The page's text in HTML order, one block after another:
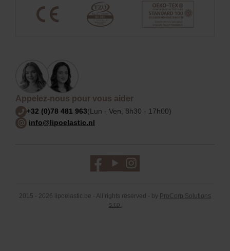
Appelez-nous pour vous aider
+32 (0)78 481 963(Lun - Ven, 8h30 - 17h00)
info@lipoelastic.nl
2015 - 2026 lipoelastic.be - All rights reserved - by ProCorp Solutions
s.r.o.